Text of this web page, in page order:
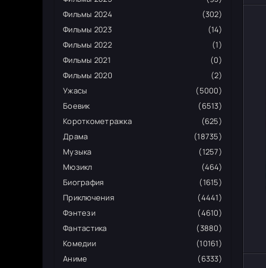
Фильмы 2024
(302)
Фильмы 2023
(14)
Фильмы 2022
(1)
Фильмы 2021
(0)
Фильмы 2020
(2)
Ужасы
(5000)
Боевик
(6513)
Короткометражка
(625)
Драма
(18735)
Музыка
(1257)
Мюзикл
(464)
Биография
(1615)
Приключения
(4441)
Фэнтези
(4610)
Фантастика
(3880)
Комедии
(10161)
Аниме
(6333)